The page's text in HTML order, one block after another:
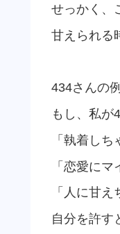
せっかく、
甘えられる
434さんの
もし、私
「執着し
「恋愛に
「人に甘
自分を許す